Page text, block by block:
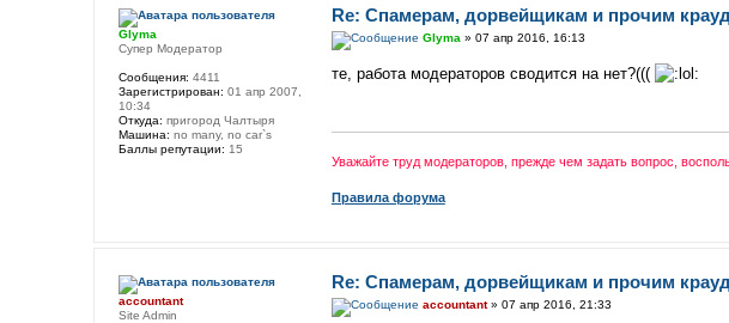
Re: Спамерам, дорвейщикам и прочим
Glyma» 07 апр 2016, 16:13
те, работа модераторов сводится на нет?(((
Уважайте труд модераторов, прежде чем задать вопрос,
Правила форума
Glyma
Супер Модератор
Сообщения: 4411
Зарегистрирован: 01 апр 2007,
10:34
Откуда: пригород Чалтыря
Машина: no many, no car`s
Баллы репутации: 15
Re: Спамерам, дорвейщикам и прочим
accountant» 07 апр 2016, 21:33
accountant
Site Admin